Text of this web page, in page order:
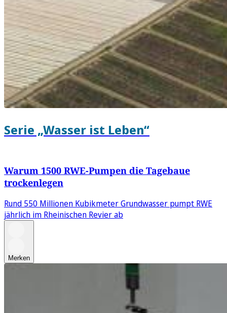
Serie „Wasser ist Leben“
Warum 1500 RWE-Pumpen die Tagebaue
trockenlegen
Rund 550 Millionen Kubikmeter Grundwasser pumpt RWE
jährlich im Rheinischen Revier ab
Merken